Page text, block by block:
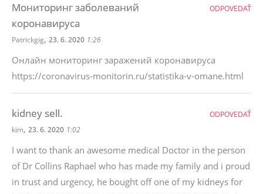
Мониторинг заболеваний
коронавируса
Patrickgig, 23. 6. 2020 1:26
Онлайн мониторинг заражений коронавируса
https://coronavirus-monitorin.ru/statistika-v-omane.html
ODPOVEDAŤ
kidney sell.
kim, 23. 6. 2020 1:02
I want to thank an awesome medical Doctor in the person
of Dr Collins Raphael who has made my family and i proud
in trust and urgency, he bought off one of my kidneys for
ODPOVEDAŤ